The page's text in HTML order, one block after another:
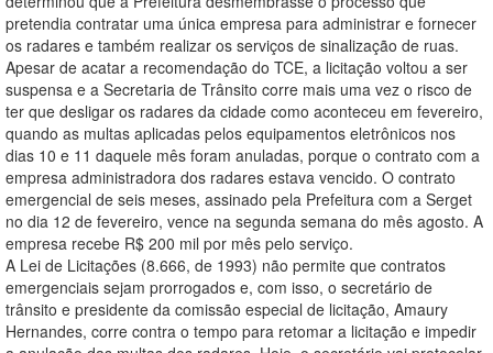
pretendia contratar uma única empresa para administrar e fornecer
os radares e também realizar os serviços de sinalização de ruas.
Apesar de acatar a recomendação do TCE, a licitação voltou a ser
suspensa e a Secretaria de Trânsito corre mais uma vez o risco de
ter que desligar os radares da cidade como aconteceu em fevereiro,
quando as multas aplicadas pelos equipamentos eletrônicos nos
dias 10 e 11 daquele mês foram anuladas, porque o contrato com a
empresa administradora dos radares estava vencido. O contrato
emergencial de seis meses, assinado pela Prefeitura com a Serget
no dia 12 de fevereiro, vence na segunda semana do mês agosto. A
empresa recebe R$ 200 mil por mês pelo serviço.
A Lei de Licitações (8.666, de 1993) não permite que contratos
emergenciais sejam prorrogados e, com isso, o secretário de
trânsito e presidente da comissão especial de licitação, Amaury
Hernandes, corre contra o tempo para retomar a licitação e impedir